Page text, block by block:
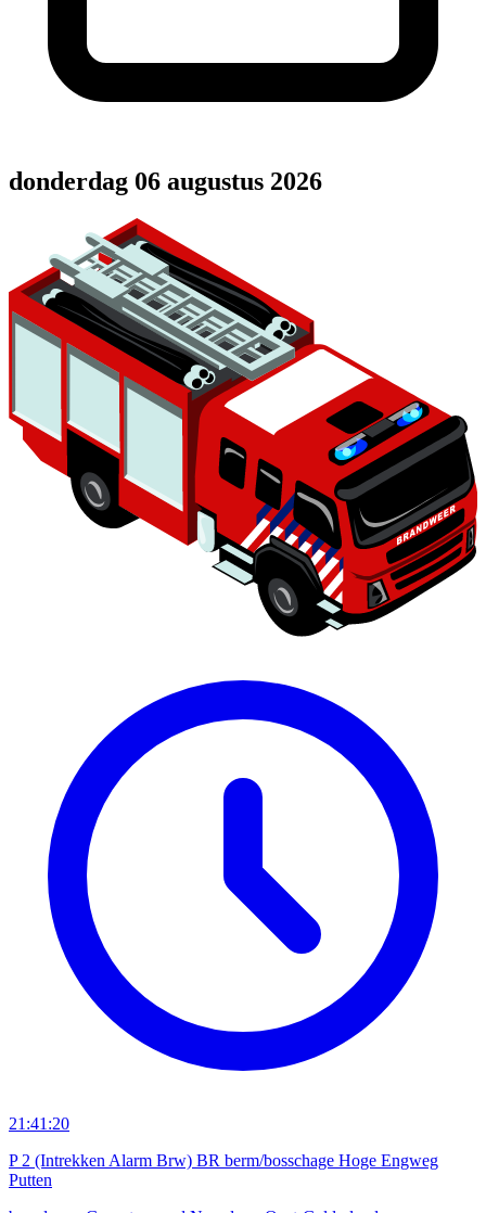
donderdag 06 augustus 2026
21:41:20
P 2 (Intrekken Alarm Brw) BR berm/bosschage Hoge Engweg
Putten